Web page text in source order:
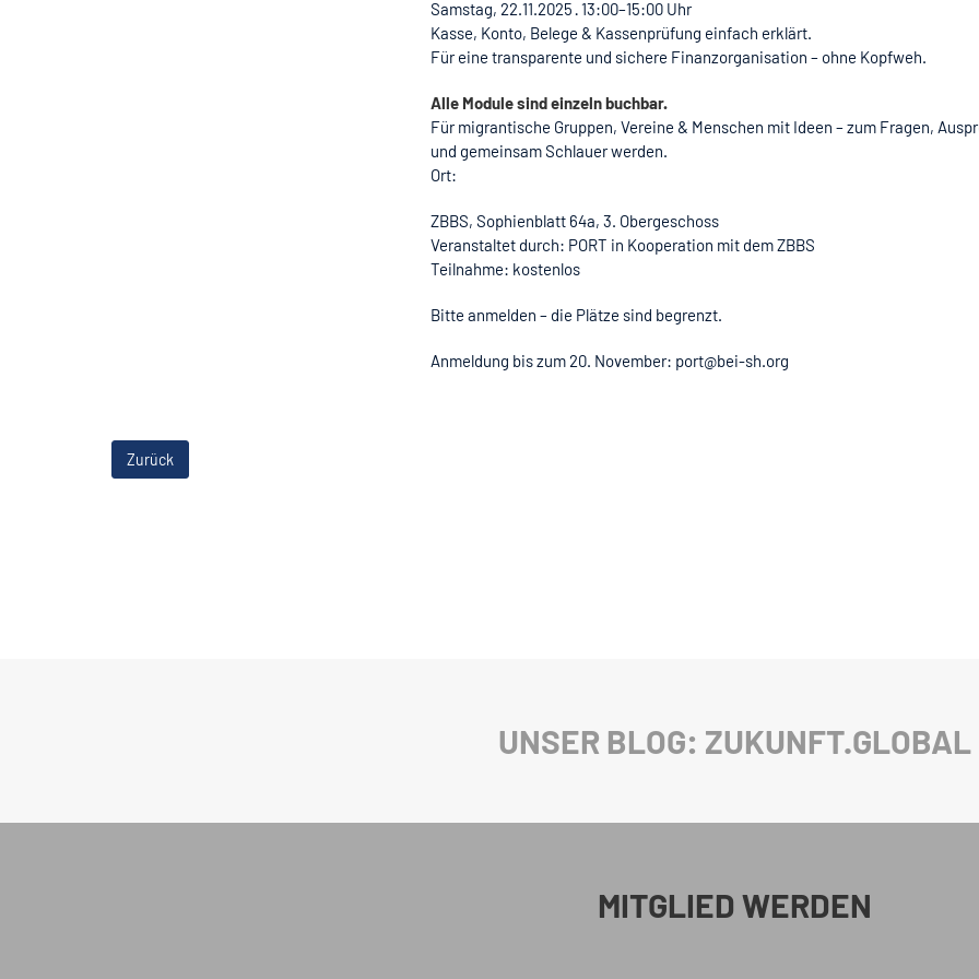
Samstag, 22.11.2025 · 13:00–15:00 Uhr
Kasse, Konto, Belege & Kassenprüfung einfach erklärt.
Für eine transparente und sichere Finanzorganisation – ohne Kopfweh.
Alle Module sind einzeln buchbar.
Für migrantische Gruppen, Vereine & Menschen mit Ideen – zum Fragen,
und gemeinsam Schlauer werden.
Ort:
ZBBS, Sophienblatt 64a, 3. Obergeschoss
Veranstaltet durch: PORT in Kooperation mit dem ZBBS
Teilnahme: kostenlos
Bitte anmelden – die Plätze sind begrenzt.
Anmeldung bis zum 20. November: port@bei-sh.org
Zurück
UNSER BLOG: ZUKUNFT.GLOBAL
MITGLIED WERDEN